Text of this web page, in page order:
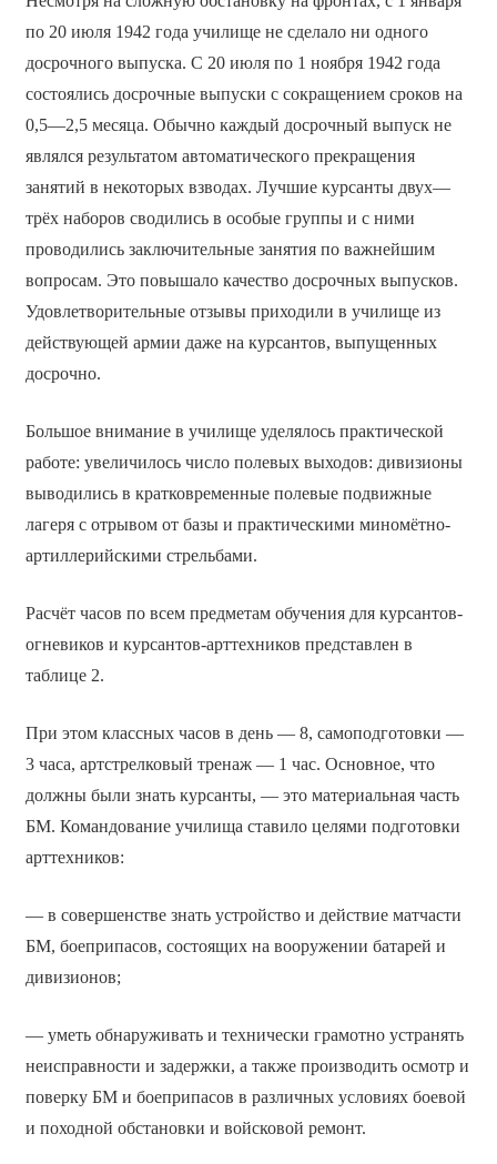
по 20 июля 1942 года училище не сделало ни одного
досрочного выпуска. С 20 июля по 1 ноября 1942 года
состоялись досрочные выпуски с сокращением сроков на
0,5—2,5 месяца. Обычно каждый досрочный выпуск не
являлся результатом автоматического прекращения
занятий в некоторых взводах. Лучшие курсанты двух—
трёх наборов сводились в особые группы и с ними
проводились заключительные занятия по важнейшим
вопросам. Это повышало качество досрочных выпусков.
Удовлетворительные отзывы приходили в училище из
действующей армии даже на курсантов, выпущенных
досрочно.
Большое внимание в училище уделялось практической
работе: увеличилось число полевых выходов: дивизионы
выводились в кратковременные полевые подвижные
лагеря с отрывом от базы и практическими миномётно-
артиллерийскими стрельбами.
Расчёт часов по всем предметам обучения для курсантов-
огневиков и курсантов-арттехников представлен в
таблице 2.
При этом классных часов в день — 8, самоподготовки —
3 часа, артстрелковый тренаж — 1 час. Основное, что
должны были знать курсанты, — это материальная часть
БМ. Командование училища ставило целями подготовки
арттехников:
— в совершенстве знать устройство и действие матчасти
БМ, боеприпасов, состоящих на вооружении батарей и
дивизионов;
— уметь обнаруживать и технически грамотно устранять
неисправности и задержки, а также производить осмотр и
поверку БМ и боеприпасов в различных условиях боевой
и походной обстановки и войсковой ремонт.